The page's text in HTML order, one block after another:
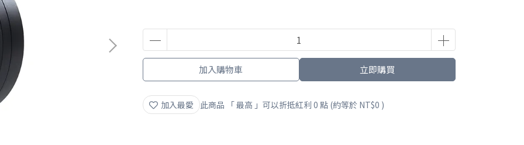
加入購物車 立即購買
加入最愛 此商品 「 最高 」可以折抵紅利 0 點 (約等於 NT$0 )